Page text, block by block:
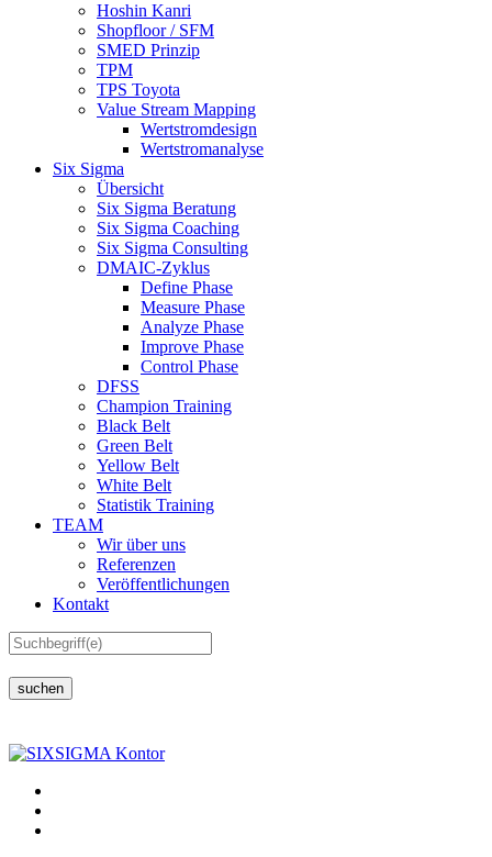
Hoshin Kanri
Shopfloor / SFM
SMED Prinzip
TPM
TPS Toyota
Value Stream Mapping
Wertstromdesign
Wertstromanalyse
Six Sigma
Übersicht
Six Sigma Beratung
Six Sigma Coaching
Six Sigma Consulting
DMAIC-Zyklus
Define Phase
Measure Phase
Analyze Phase
Improve Phase
Control Phase
DFSS
Champion Training
Black Belt
Green Belt
Yellow Belt
White Belt
Statistik Training
TEAM
Wir über uns
Referenzen
Veröffentlichungen
Kontakt
suchen